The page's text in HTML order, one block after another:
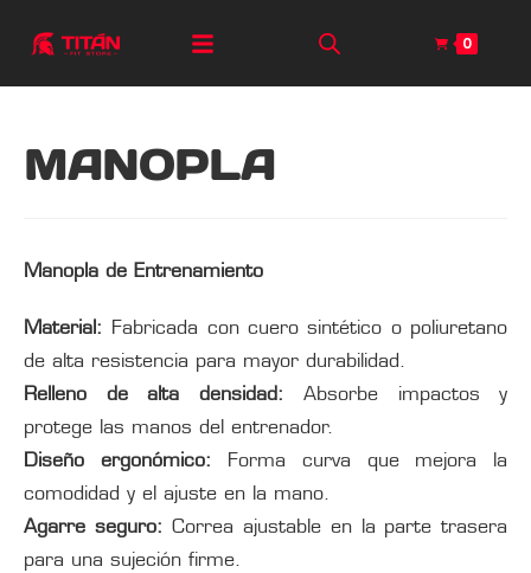
0
MANOPLA
Manopla de Entrenamiento
Material: Fabricada con cuero sintético o poliuretano
de alta resistencia para mayor durabilidad.
Relleno de alta densidad: Absorbe impactos y
protege las manos del entrenador.
Diseño ergonómico: Forma curva que mejora la
comodidad y el ajuste en la mano.
Agarre seguro: Correa ajustable en la parte trasera
para una sujeción firme.